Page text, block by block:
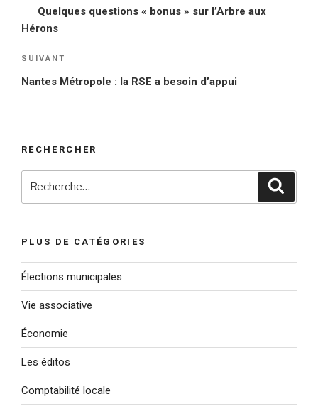
l’article
précédent
Quelques questions « bonus » sur l’Arbre aux
Hérons
Article
suivant
SUIVANT
Nantes Métropole : la RSE a besoin d’appui
RECHERCHER
PLUS DE CATÉGORIES
Élections municipales
Vie associative
Économie
Les éditos
Comptabilité locale